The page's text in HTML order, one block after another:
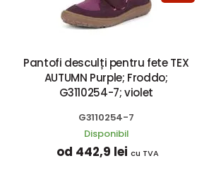
Pantofi desculți pentru fete TEX
AUTUMN Purple; Froddo;
G3110254-7; violet
G3110254-7
Disponibil
od 442,9 lei cu TVA